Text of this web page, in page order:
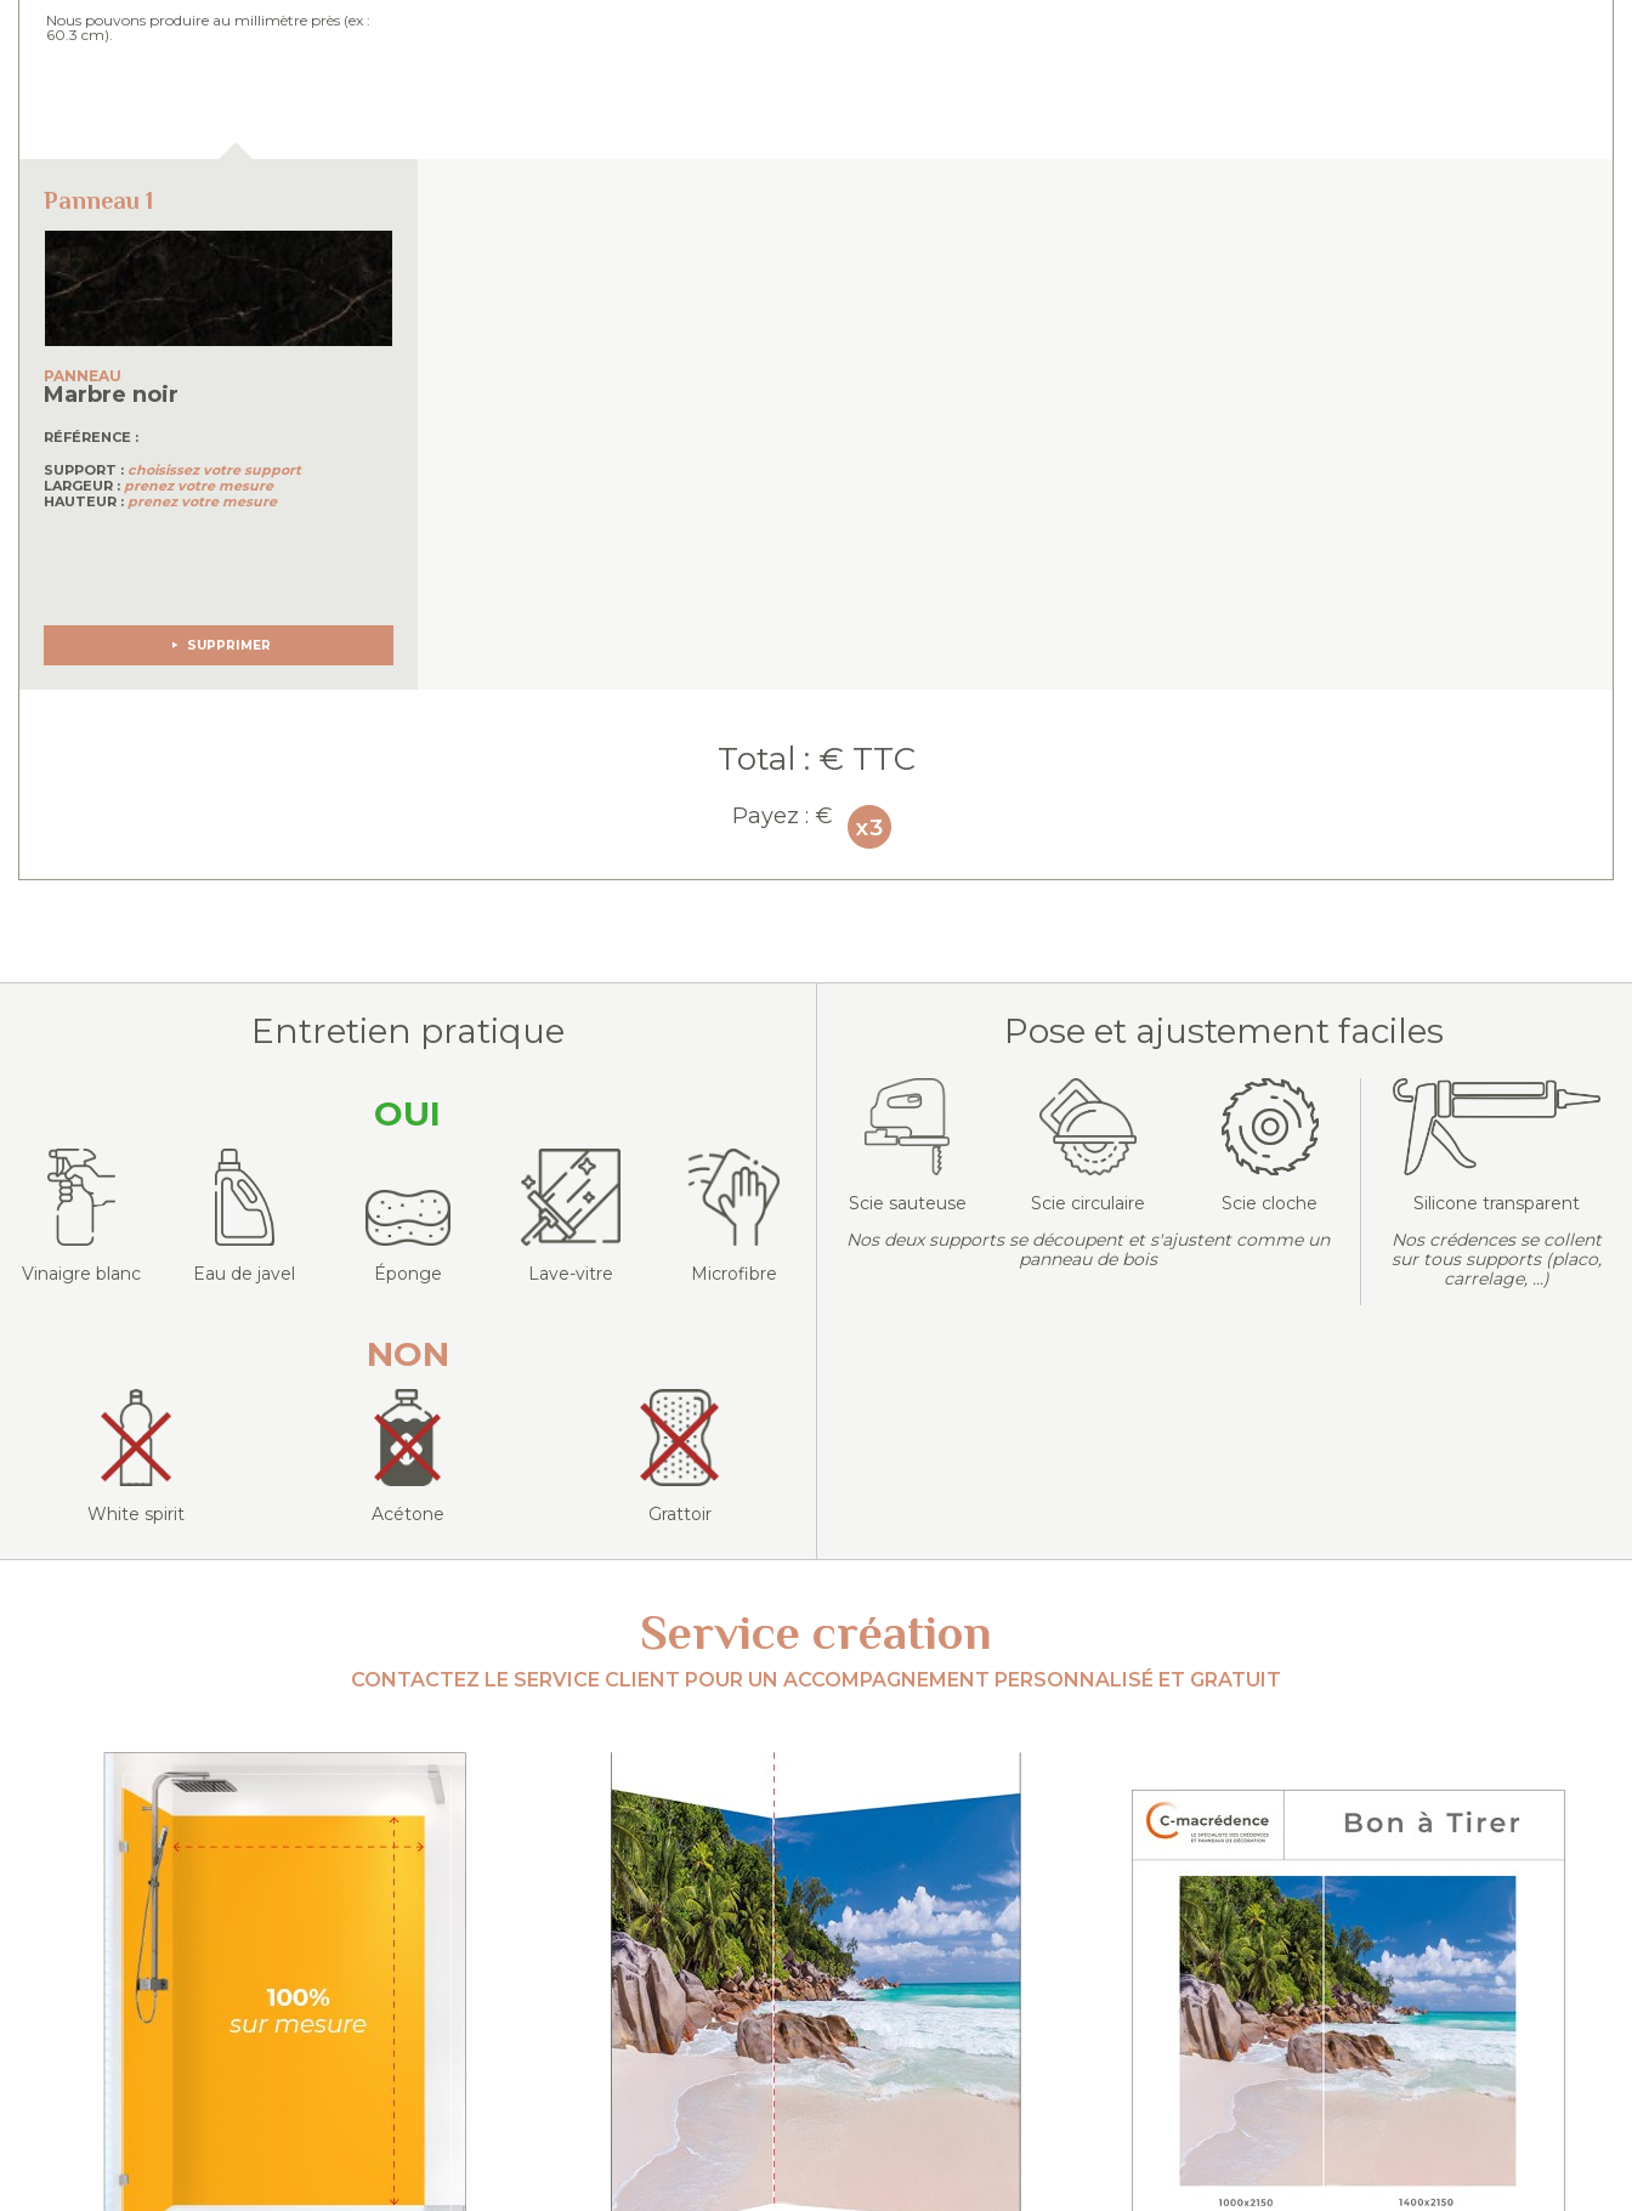
Nous pouvons produire au millimètre près (ex :
60.3 cm).
Panneau 1
PANNEAU
Marbre noir
RÉFÉRENCE :
SUPPORT : choisissez votre support
LARGEUR : prenez votre mesure
HAUTEUR : prenez votre mesure
SUPPRIMER
Total : € TTC
Payez : €
Entretien pratique
OUI
Vinaigre blanc Eau de javel Éponge Lave-vitre Microfibre
NON
White spirit Acétone Grattoir
Pose et ajustement faciles
Scie sauteuse Scie circulaire
Scie cloche
Nos deux supports se découpent et s'ajustent comme un
panneau de bois
Silicone transparent
Nos crédences se collent
sur tous supports (placo,
carrelage, ...)
Service création
CONTACTEZ LE SERVICE CLIENT POUR UN ACCOMPAGNEMENT PERSONNALISÉ ET GRATUIT